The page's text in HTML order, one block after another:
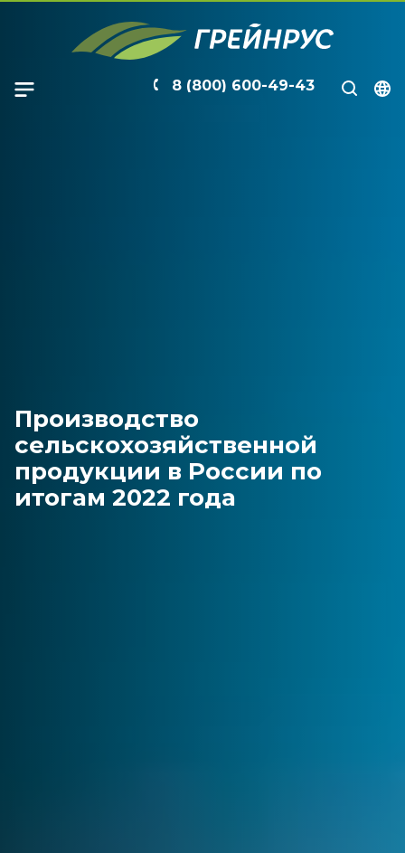
8 (800) 600-49-43
Производство
сельскохозяйственной
продукции в России по
итогам 2022 года